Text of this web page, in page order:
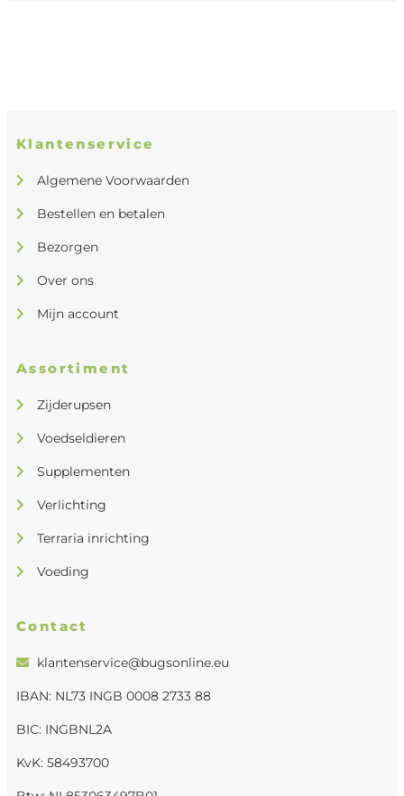
Klantenservice
Algemene Voorwaarden
Bestellen en betalen
Bezorgen
Over ons
Mijn account
Assortiment
Zijderupsen
Voedseldieren
Supplementen
Verlichting
Terraria inrichting
Voeding
Contact
klantenservice@bugsonline.eu
IBAN: NL73 INGB 0008 2733 88
BIC: INGBNL2A
KvK: 58493700